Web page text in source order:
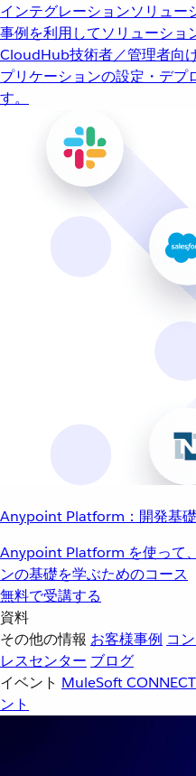
インテグレーションソリュー
事例を利用してソリューショ
CloudHub技術者／管理者向
プリケーションの設定・デプ
す。
Anypoint Platform：開発基
Anypoint Platform を使って
ンの基礎を学ぶためのコース
無料で受講する
資料
その他の情報 お客様事例 コ
レスセンター ブログ
イベント MuleSoft CONNECT
ント